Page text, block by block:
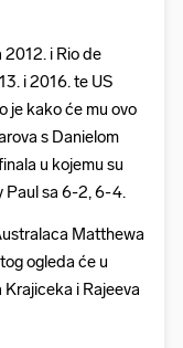
i Rio de
i 2016. te US
je kako će mu ovo
s Danielom
u kojemu su
Paul sa 6-2, 6-4.
Matthewa
ogleda će u
i Rajeeva